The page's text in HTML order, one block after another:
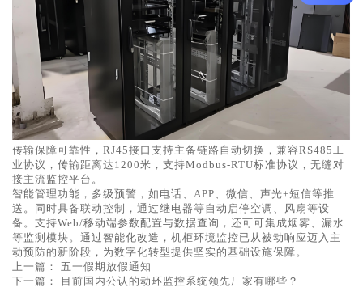
传输保障可靠性，RJ45接口支持主备链路自动切换，兼容RS485工
业协议，传输距离达1200米，支持Modbus-RTU标准协议，无缝对
接主流监控平台。
智能管理功能，多级预警，如电话、APP、微信、声光+短信等推
送。同时具备联动控制，通过继电器等自动启停空调、风扇等设
备。支持Web/移动端参数配置与数据查询，还可可集成烟雾、漏水
等监测模块。通过智能化改造，机柜环境监控已从被动响应迈入主
动预防的新阶段，为数字化转型提供坚实的基础设施保障。
上一篇： 五一假期放假通知
下一篇：
目前国内公认的动环监控系统领先厂家有哪些？